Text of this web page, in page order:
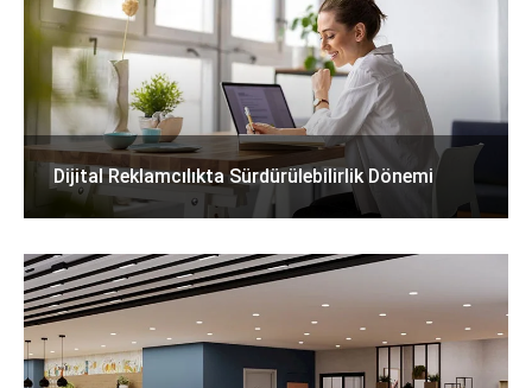
Dijital Reklamcılıkta Sürdürülebilirlik Dönemi